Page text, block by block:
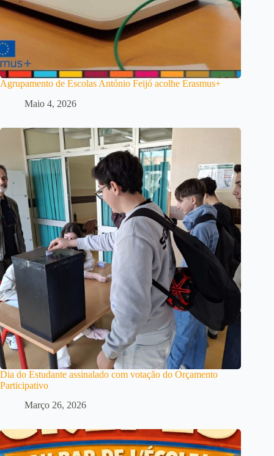
Agrupamento de Escolas António Feijó acolhe Erasmus+
Maio 4, 2026
Dia do Estudante assinalado com votação do Orçamento
Participativo
Março 26, 2026